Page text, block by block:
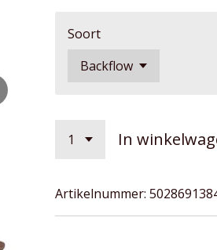
Soort
In
Artikelnummer: